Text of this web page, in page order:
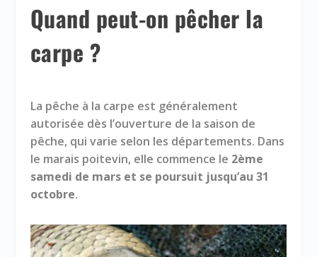
Quand peut-on pêcher la
carpe ?
La pêche à la carpe est généralement
autorisée dès l’ouverture de la saison de
pêche, qui varie selon les départements. Dans
le marais poitevin, elle commence le 2ème
samedi de mars et se poursuit jusqu’au 31
octobre.